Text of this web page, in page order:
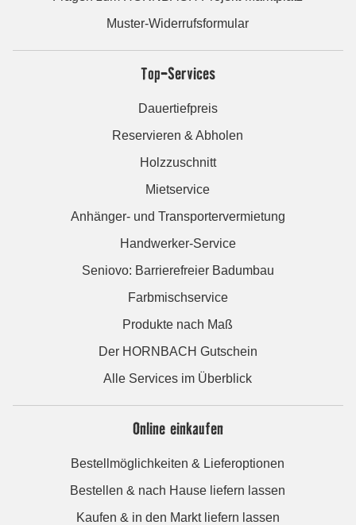
Muster-Widerrufsformular
Top-Services
Dauertiefpreis
Reservieren & Abholen
Holzzuschnitt
Mietservice
Anhänger- und Transportervermietung
Handwerker-Service
Seniovo: Barrierefreier Badumbau
Farbmischservice
Produkte nach Maß
Der HORNBACH Gutschein
Alle Services im Überblick
Online einkaufen
Bestellmöglichkeiten & Lieferoptionen
Bestellen & nach Hause liefern lassen
Kaufen & in den Markt liefern lassen